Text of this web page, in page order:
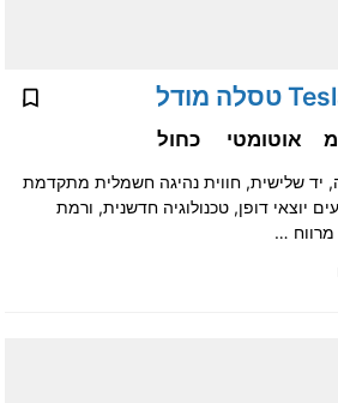
אוטומטי כחול
מעולה, יד שלישית, חווית נהיגה חשמלית מתקדמת
יוצאי דופן, טכנולוגיה חדשנית, ורמת
מרווח …